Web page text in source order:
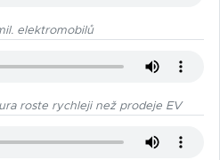
elektromobilů
roste rychleji než prodeje EV